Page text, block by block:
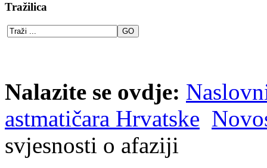
Tražilica
Nalazite se ovdje:
astmatičara Hrvatske
svjesnosti o afaziji